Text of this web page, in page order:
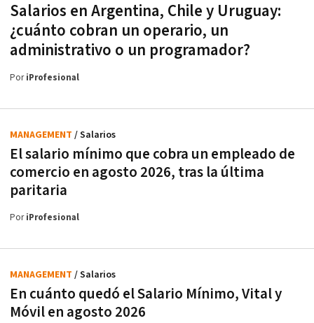
Salarios en Argentina, Chile y Uruguay:
¿cuánto cobran un operario, un
administrativo o un programador?
PoriProfesional
El salario mínimo que cobra un empleado de
comercio en agosto 2026, tras la última
paritaria
MANAGEMENT / Salarios
PoriProfesional
En cuánto quedó el Salario Mínimo, Vital y
Móvil en agosto 2026
MANAGEMENT / Salarios